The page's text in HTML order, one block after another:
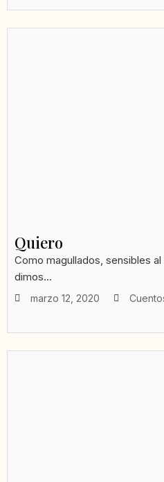
Quiero
Como magullados, sensibles
dimos...
marzo 12, 2020